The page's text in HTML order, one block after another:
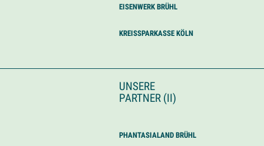
EISENWERK BRÜHL
KREISSPARKASSE KÖLN
UNSERE
PARTNER (II)
PHANTASIALAND BRÜHL